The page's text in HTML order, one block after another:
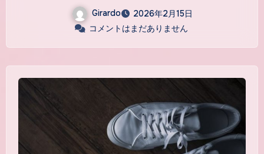
Girardo
2026年2月15日
コメントはまだありません